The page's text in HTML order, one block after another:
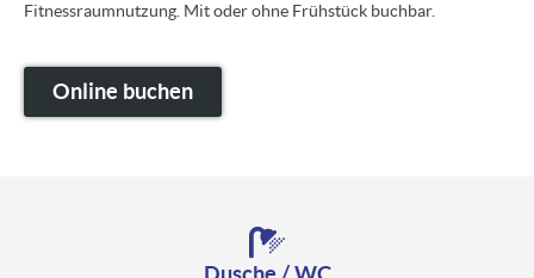
Fitnessraumnutzung. Mit oder ohne Frühstück buchbar.
Online buchen